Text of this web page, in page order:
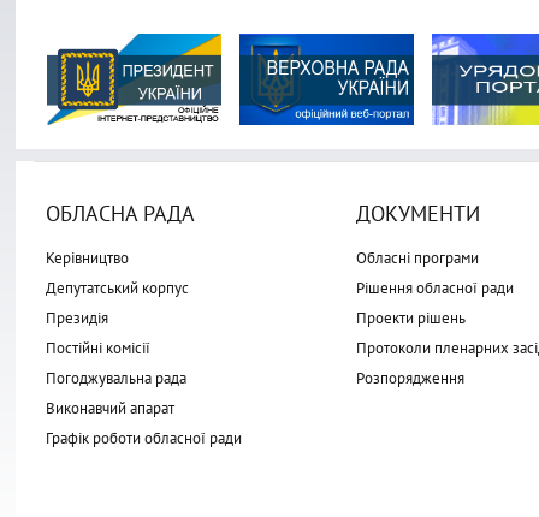
ОБЛАСНА РАДА
Керівництво
Депутатський корпус
Президія
Постійні комісії
Погоджувальна рада
Виконавчий апарат
Графік роботи обласної ради
ДОКУМЕНТИ
Обласні програми
Рішення обласної ради
Проекти рішень
Протоколи пленарних
Розпорядження